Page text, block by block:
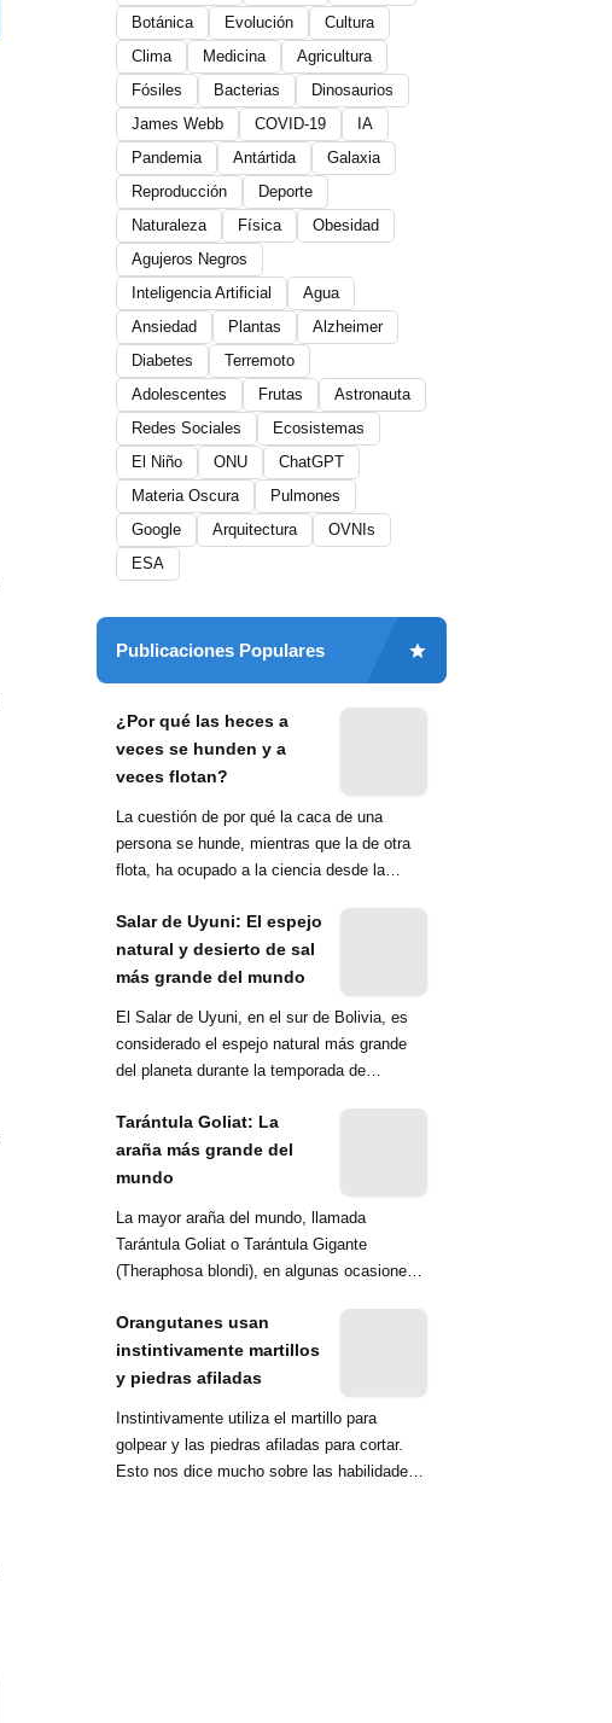
Botánica
Evolución
Cultura
Clima
Medicina
Agricultura
Fósiles
Bacterias
Dinosaurios
James Webb
COVID-19
IA
Pandemia
Antártida
Galaxia
Reproducción
Deporte
Naturaleza
Física
Obesidad
Agujeros Negros
Inteligencia Artificial
Agua
Ansiedad
Plantas
Alzheimer
Diabetes
Terremoto
Adolescentes
Frutas
Astronauta
Redes Sociales
Ecosistemas
El Niño
ONU
ChatGPT
Materia Oscura
Pulmones
Google
Arquitectura
OVNIs
ESA
Publicaciones Populares
¿Por qué las heces a
veces se hunden y a
veces flotan?
La cuestión de por qué la caca de una
persona se hunde, mientras que la de otra
flota, ha ocupado a la ciencia desde la
Salar de Uyuni: El espejo
natural y desierto de sal
más grande del mundo
El Salar de Uyuni, en el sur de Bolivia, es
considerado el espejo natural más grande
del planeta durante la temporada de
Tarántula Goliat: La
araña más grande del
mundo
La mayor araña del mundo, llamada
Tarántula Goliat o Tarántula Gigante
(Theraphosa blondi), en algunas ocasiones
Orangutanes usan
instintivamente martillos
y piedras afiladas
Instintivamente utiliza el martillo para
golpear y las piedras afiladas para cortar.
Esto nos dice mucho sobre las habilidades